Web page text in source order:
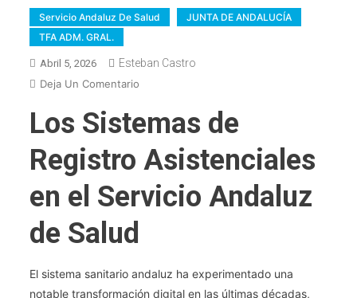
Servicio Andaluz De Salud
JUNTA DE ANDALUCÍA
TFA ADM. GRAL.
Abril 5, 2026
Esteban Castro
Deja Un Comentario
ADM
GRAL.
Tema
101.
Los
Sistemas
Los Sistemas de
Registro Asistenciales
en el Servicio Andaluz
de Salud
El sistema sanitario andaluz ha experimentado una
notable transformación digital en las últimas décadas,